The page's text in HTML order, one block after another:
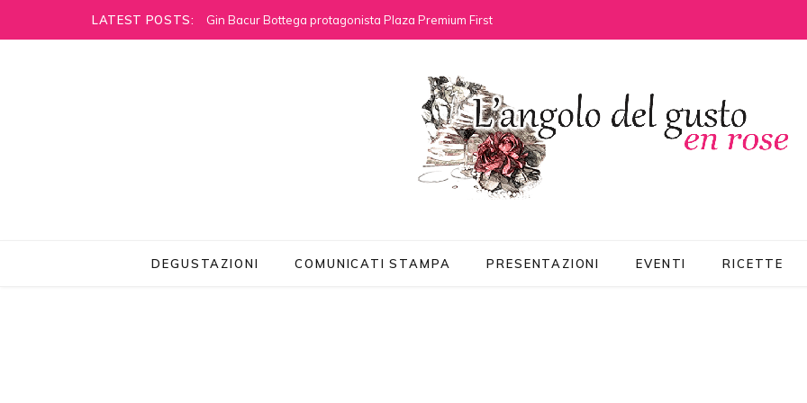
LATEST POSTS: Gin Bacur Bottega protagonista Plaza Premium First
DEGUSTAZIONI COMUNICATI STAMPA PRESENTAZIONI EVENTI RICETTE